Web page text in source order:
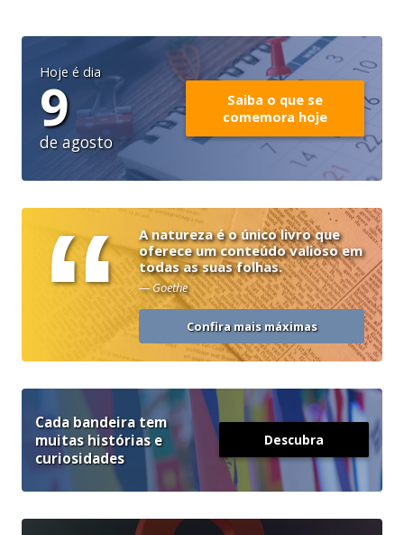
Hoje é dia
9
de agosto
Saiba o que se
comemora hoje
“
A natureza é o único livro que
oferece um conteúdo valioso em
todas as suas folhas.
— Goethe
Confira mais máximas
Cada bandeira tem
muitas histórias e
curiosidades
Descubra